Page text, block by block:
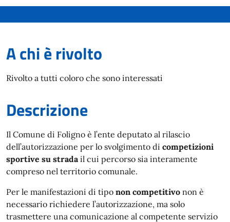
A chi è rivolto
Rivolto a tutti coloro che sono interessati
Descrizione
Il Comune di Foligno è l’ente deputato al rilascio
dell’autorizzazione per lo svolgimento di competizioni
sportive su stradail cui percorso sia interamente
compreso nel territorio comunale.
Per le manifestazioni di tipo non competitivo non è
necessario richiedere l’autorizzazione, ma solo
trasmettere una comunicazione al competente servizio